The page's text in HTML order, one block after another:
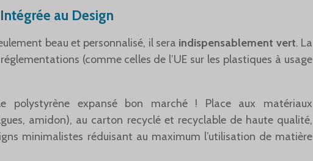
au Design
beau et personnalisé, il sera indispensablement vert. La
(comme celles de l’UE sur les plastiques à usage
polystyrène expansé bon marché ! Place aux matériaux
amidon), au carton recyclé et recyclable de haute qualité,
minimalistes réduisant au maximum l’utilisation de matière